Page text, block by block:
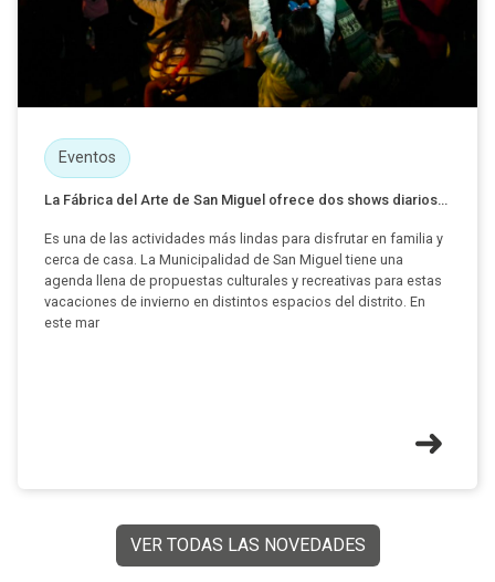
Eventos
La Fábrica del Arte de San Miguel ofrece dos shows diarios...
Es una de las actividades más lindas para disfrutar en familia y
cerca de casa. La Municipalidad de San Miguel tiene una
agenda llena de propuestas culturales y recreativas para estas
vacaciones de invierno en distintos espacios del distrito. En
este mar
VER TODAS LAS NOVEDADES